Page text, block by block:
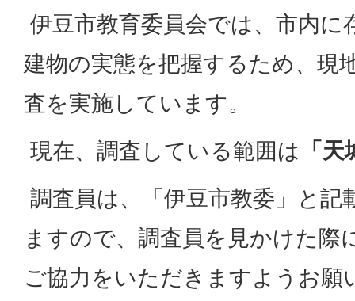
伊豆市教育委員会では、市内に
建物の実態を把握するため、現
査を実施しています。
現在、調査している範囲は 「
調査員は、「伊豆市教委」と
ますので、調査員を見かけた際
ご協力をいただきますようお願